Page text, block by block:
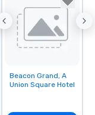
Removed from
favorites
Beacon Grand, A
Union Square Hotel